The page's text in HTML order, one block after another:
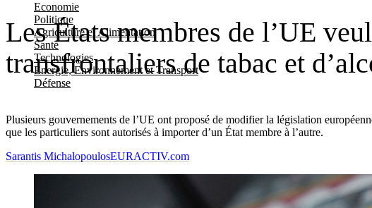
Economie
Politique
Agriculture et Alimentation
Santé
Technologies
Energie, Environnement et Transport
Défense
Les États membres de l’UE
transfrontaliers de tabac et
Plusieurs gouvernements de l’UE ont proposé de modifier la législation
que les particuliers sont autorisés à importer d’un État membre à l’autre.
Sarantis MichalopoulosEURACTIV.com